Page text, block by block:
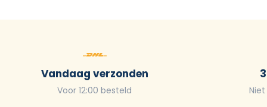
Vandaag verzonden
Voor 12:00 besteld